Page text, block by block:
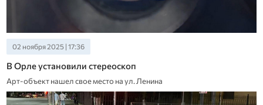
02 ноября 2025 | 17:36
В Орле установили стереоскоп
Арт-объект нашел свое место на ул. Ленина